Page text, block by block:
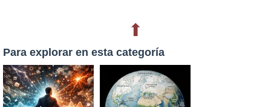
⬆
Para explorar en esta categoría